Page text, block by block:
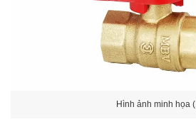
Hình ảnh minh họa